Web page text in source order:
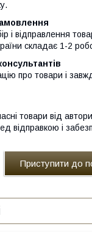
і відправлення
складає 1-2
про товари і
товари від
відправкою і
Приступити до